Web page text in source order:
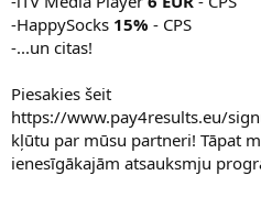
-HappySocks 15% - CPS
-...un citas!
Piesakies šeit
https://www.pay4results.eu/
kļūtu par mūsu partneri! Tāpat
ienesīgākajām atsauksmju